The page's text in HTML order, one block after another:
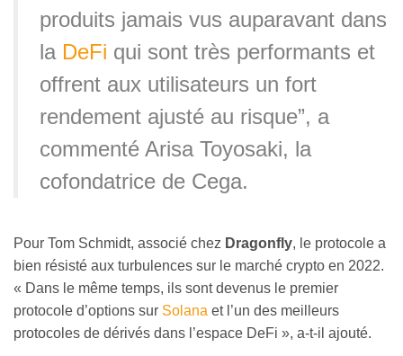
produits jamais vus auparavant dans
la DeFi qui sont très performants et
offrent aux utilisateurs un fort
rendement ajusté au risque”, a
commenté Arisa Toyosaki, la
cofondatrice de Cega.
Pour Tom Schmidt, associé chez Dragonfly, le protocole a
bien résisté aux turbulences sur le marché crypto en 2022.
« Dans le même temps, ils sont devenus le premier
protocole d’options sur Solana et l’un des meilleurs
protocoles de dérivés dans l’espace DeFi », a-t-il ajouté.